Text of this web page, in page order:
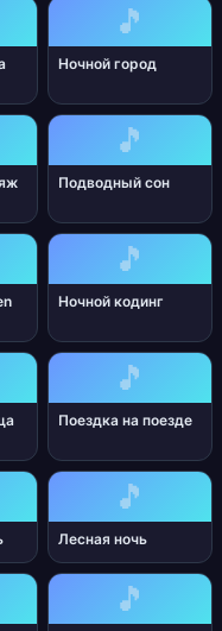
🎵
Ночной город
🎵
Подводный сон
🎵
Ночной кодинг
🎵
Поездка на поезде
🎵
Лесная ночь
🎵